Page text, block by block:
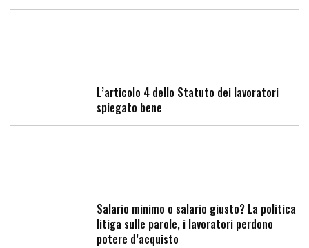
L’articolo 4 dello Statuto dei lavoratori
spiegato bene
Salario minimo o salario giusto? La politica
litiga sulle parole, i lavoratori perdono
potere d’acquisto